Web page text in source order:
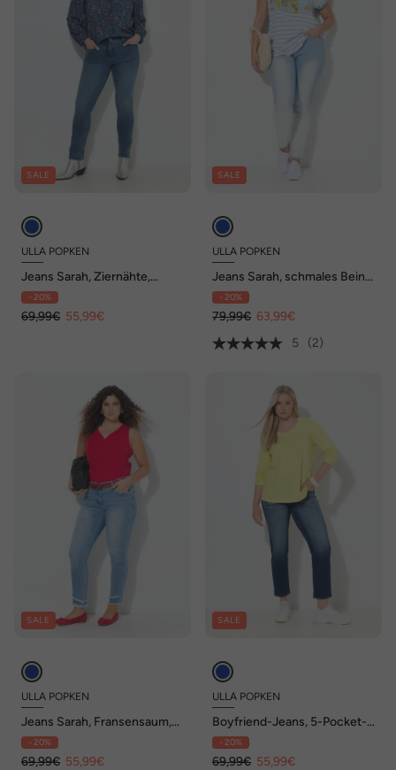
SALE
ULLA POPKEN
Jeans Sarah, Ziernähte,
schmales Bein, Stretch
- 20%
69,99€ 55,99€
SALE
ULLA POPKEN
Jeans Sarah, schmales Bein,
5-Pocket-Hose, Stretch
- 20%
79,99€ 63,99€
5
(2)
SALE
ULLA POPKEN
Jeans Sarah, Fransensaum,
schmales Bein, knöchellang
- 20%
69,99€ 55,99€
SALE
ULLA POPKEN
Boyfriend-Jeans, 5-Pocket-
Hose, Komfortbund
- 20%
69,99€ 55,99€